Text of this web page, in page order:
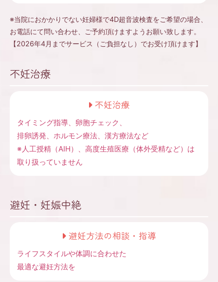
※当院におかかりでない妊婦様で4D超音波検査をご希望の場合、
お電話にて問い合わせ、ご予約頂けますようお願い致します。
【2026年4月までサービス（ご負担なし）でお受け頂けます】
不妊治療
不妊治療
タイミング指導、卵胞チェック、
排卵誘発、ホルモン療法、漢方療法など
※人工授精（AIH）、高度生殖医療（体外受精など）は
取り扱っていません
避妊・妊娠中絶
避妊方法の相談・指導
ライフスタイルや体調に合わせた
最適な避妊方法を